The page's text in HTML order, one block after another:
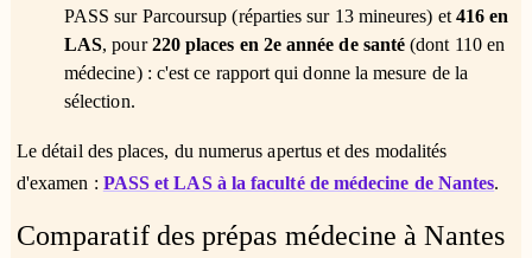
PASS sur Parcoursup (réparties sur 13 mineures) et 416 en
LAS, pour220 places en 2e année de santé (dont 110 en
médecine) : c'est ce rapport qui donne la mesure de la
sélection.
Le détail des places, du numerus apertus et des modalités
d'examen : PASS et LAS à la faculté de médecine de Nantes.
Comparatif des prépas médecine à Nantes